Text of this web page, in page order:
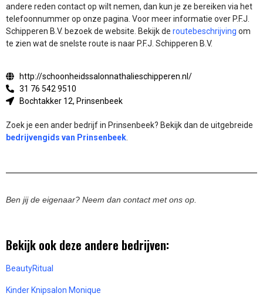
andere reden contact op wilt nemen, dan kun je ze bereiken via het
telefoonnummer op onze pagina. Voor meer informatie over P.F.J.
Schipperen B.V. bezoek de website. Bekijk de routebeschrijving om
te zien wat de snelste route is naar P.F.J. Schipperen B.V.
http://schoonheidssalonnathalieschipperen.nl/
31 76 542 9510
Bochtakker 12, Prinsenbeek
Zoek je een ander bedrijf in Prinsenbeek? Bekijk dan de uitgebreide
bedrijvengids van Prinsenbeek
Ben jij de eigenaar? Neem dan contact met ons op.
Bekijk ook deze andere bedrijven:
BeautyRitual
Kinder Knipsalon Monique